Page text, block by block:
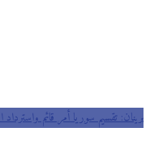
برينان: تقسيم سوريا أمر قائم واسترداد